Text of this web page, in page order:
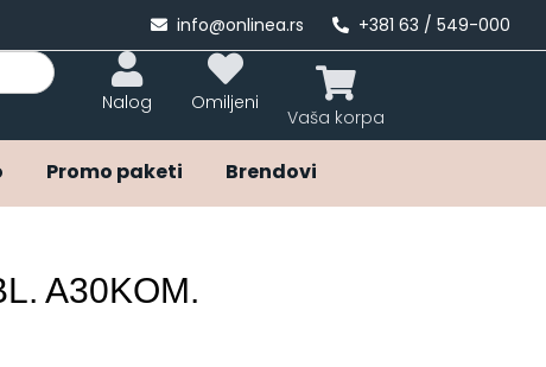
info@onlinea.rs +381 63 / 549-000
Nalog Omiljeni
Promo paketi
Brendovi
A30KOM.